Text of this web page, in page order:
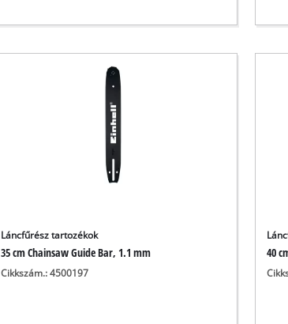
Láncfűrész tartozékok
35 cm Chainsaw Guide Bar, 1.1 mm
Cikkszám.: 4500197
40